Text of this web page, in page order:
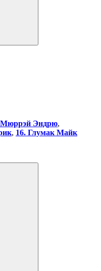
Мюррэй Эндрю,
, 16. Глумак Майк